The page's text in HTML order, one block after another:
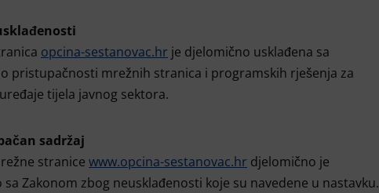
opcina-sestanovac.hr je djelomično usklađena sa
pristupačnosti mrežnih stranica i programskih rješenja za
tijela javnog sektora.
sadržaj
stranice www.opcina-sestanovac.hr djelomično je
sa Zakonom zbog neusklađenosti koje su navedene u nastavku.